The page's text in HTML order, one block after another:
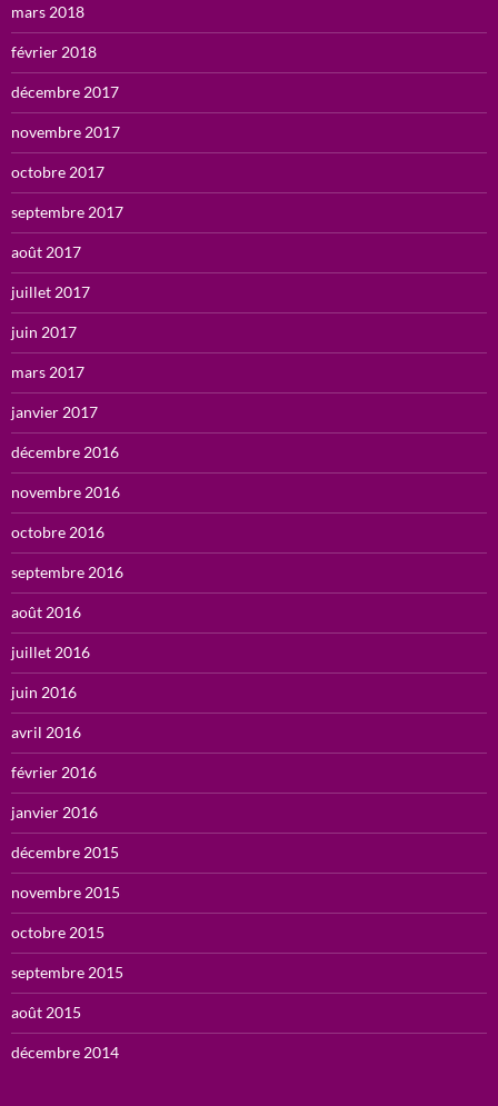
mars 2018
février 2018
décembre 2017
novembre 2017
octobre 2017
septembre 2017
août 2017
juillet 2017
juin 2017
mars 2017
janvier 2017
décembre 2016
novembre 2016
octobre 2016
septembre 2016
août 2016
juillet 2016
juin 2016
avril 2016
février 2016
janvier 2016
décembre 2015
novembre 2015
octobre 2015
septembre 2015
août 2015
décembre 2014